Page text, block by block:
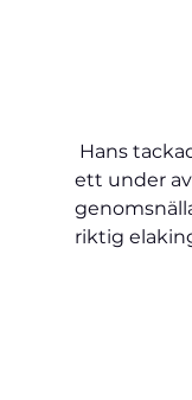
Hans
ett under
riktig